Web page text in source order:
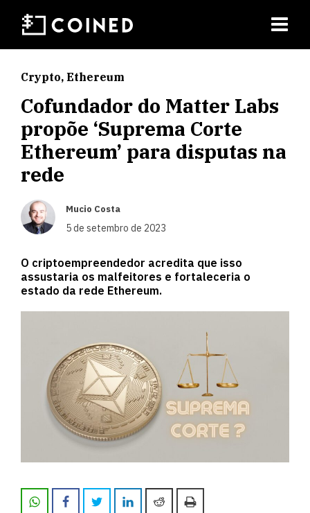
Crypto, Ethereum
Cofundador do Matter Labs
propõe ‘Suprema Corte
Ethereum’ para disputas na
rede
Mucio Costa
5 de setembro de 2023
O criptoempreendedor acredita que isso
assustaria os malfeitores e fortaleceria o
estado da rede Ethereum.